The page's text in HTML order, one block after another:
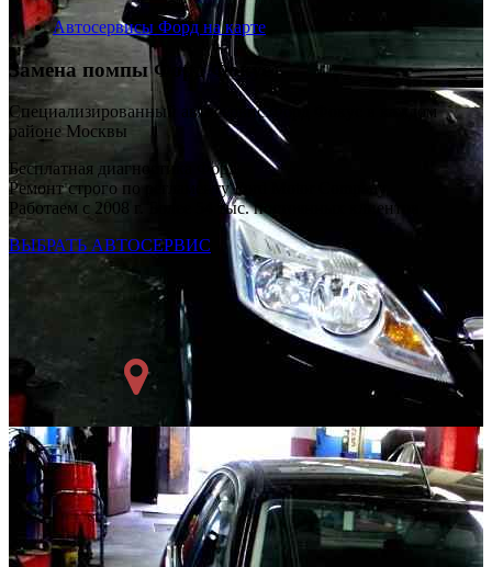
Автосервисы Форд на карте
Замена помпы Форд Фокус
Специализированный автосервис Форд Фокус в каждом
районе Москвы
Бесплатная диагностика Форд
Ремонт строго по регламенту Ford Motor Company
Работаем с 2008 г. Более 54 тыс. постоянных клиентов
ВЫБРАТЬ АВТОСЕРВИС